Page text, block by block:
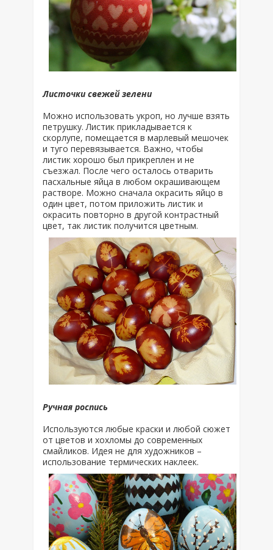
Листочки свежей зелени
Можно использовать укроп, но лучше взять
петрушку. Листик прикладывается к
скорлупе, помещается в марлевый мешочек
и туго перевязывается. Важно, чтобы
листик хорошо был прикреплен и не
съезжал. После чего осталось отварить
пасхальные яйца в любом окрашивающем
растворе. Можно сначала окрасить яйцо в
один цвет, потом приложить листик и
окрасить повторно в другой контрастный
цвет, так листик получится цветным.
Ручная роспись
Используются любые краски и любой сюжет
от цветов и хохломы до современных
смайликов. Идея не для художников –
использование термических наклеек.